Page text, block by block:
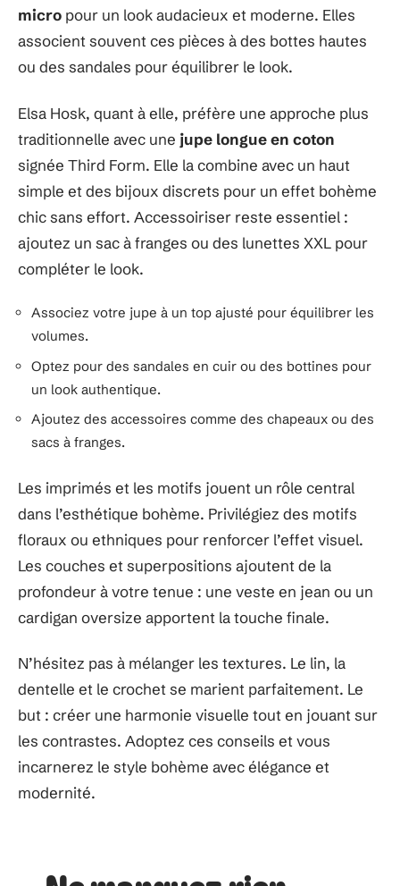
micro pour un look audacieux et moderne. Elles
associent souvent ces pièces à des bottes hautes
ou des sandales pour équilibrer le look.
Elsa Hosk, quant à elle, préfère une approche plus
traditionnelle avec une jupe longue en coton
signée Third Form. Elle la combine avec un haut
simple et des bijoux discrets pour un effet bohème
chic sans effort. Accessoiriser reste essentiel :
ajoutez un sac à franges ou des lunettes XXL pour
compléter le look.
Associez votre jupe à un top ajusté pour équilibrer les
volumes.
Optez pour des sandales en cuir ou des bottines pour
un look authentique.
Ajoutez des accessoires comme des chapeaux ou des
sacs à franges.
Les imprimés et les motifs jouent un rôle central
dans l’esthétique bohème. Privilégiez des motifs
floraux ou ethniques pour renforcer l’effet visuel.
Les couches et superpositions ajoutent de la
profondeur à votre tenue : une veste en jean ou un
cardigan oversize apportent la touche finale.
N’hésitez pas à mélanger les textures. Le lin, la
dentelle et le crochet se marient parfaitement. Le
but : créer une harmonie visuelle tout en jouant sur
les contrastes. Adoptez ces conseils et vous
incarnerez le style bohème avec élégance et
modernité.